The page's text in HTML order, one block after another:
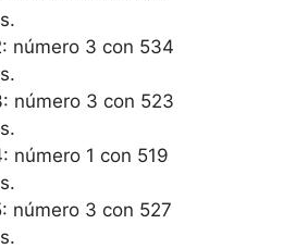
número 3 con 534
número 3 con 523
número 1 con 519
número 3 con 527